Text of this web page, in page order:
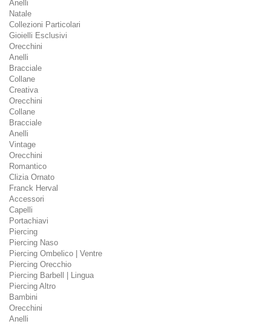
Anelli
Natale
Collezioni Particolari
Gioielli Esclusivi
Orecchini
Anelli
Bracciale
Collane
Creativa
Orecchini
Collane
Bracciale
Anelli
Vintage
Orecchini
Romantico
Clizia Ornato
Franck Herval
Accessori
Capelli
Portachiavi
Piercing
Piercing Naso
Piercing Ombelico | Ventre
Piercing Orecchio
Piercing Barbell | Lingua
Piercing Altro
Bambini
Orecchini
Anelli